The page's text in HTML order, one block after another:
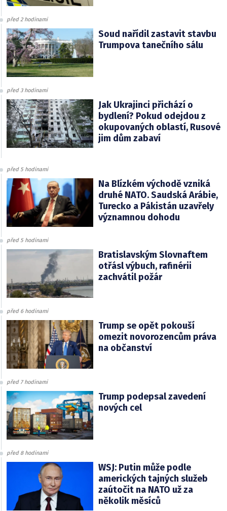
před 2 hodinami
Soud nařídil zastavit stavbu
Trumpova tanečního sálu
před 3 hodinami
Jak Ukrajinci přichází o
bydlení? Pokud odejdou z
okupovaných oblastí, Rusové
jim dům zabaví
před 5 hodinami
Na Blízkém východě vzniká
druhé NATO. Saudská Arábie,
Turecko a Pákistán uzavřely
významnou dohodu
před 5 hodinami
Bratislavským Slovnaftem
otřásl výbuch, rafinérii
zachvátil požár
před 6 hodinami
Trump se opět pokouší
omezit novorozencům práva
na občanství
před 7 hodinami
Trump podepsal zavedení
nových cel
před 8 hodinami
WSJ: Putin může podle
amerických tajných služeb
zaútočit na NATO už za
několik měsíců